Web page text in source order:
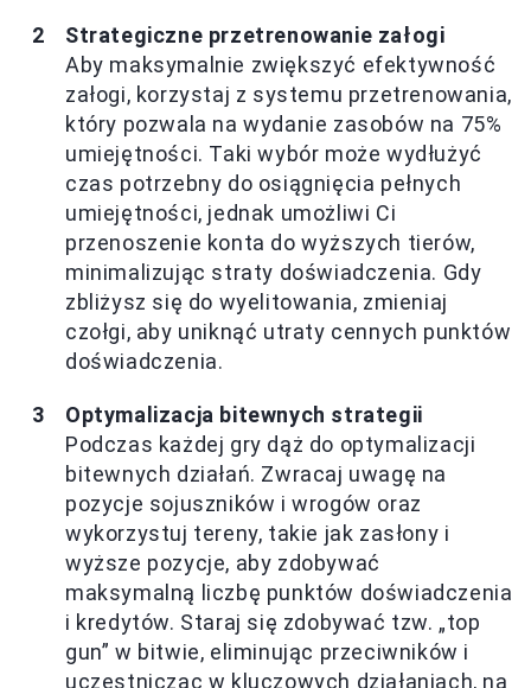
Strategiczne przetrenowanie załogi
Aby maksymalnie zwiększyć efektywność
załogi, korzystaj z systemu przetrenowania,
który pozwala na wydanie zasobów na 75%
umiejętności. Taki wybór może wydłużyć
czas potrzebny do osiągnięcia pełnych
umiejętności, jednak umożliwi Ci
przenoszenie konta do wyższych tierów,
minimalizując straty doświadczenia. Gdy
zbliżysz się do wyelitowania, zmieniaj
czołgi, aby uniknąć utraty cennych punktów
doświadczenia.
Optymalizacja bitewnych strategii
Podczas każdej gry dąż do optymalizacji
bitewnych działań. Zwracaj uwagę na
pozycje sojuszników i wrogów oraz
wykorzystuj tereny, takie jak zasłony i
wyższe pozycje, aby zdobywać
maksymalną liczbę punktów doświadczenia
i kredytów. Staraj się zdobywać tzw. „top
gun” w bitwie, eliminując przeciwników i
uczestnicząc w kluczowych działaniach, na